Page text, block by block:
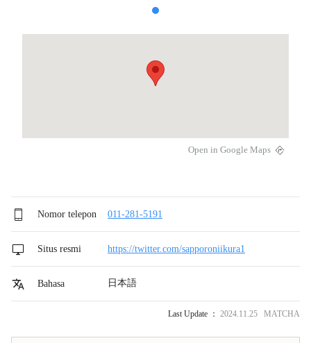
Open in Google Maps
Nomor telepon 011-281-5191
Situs resmi https://twitter.com/sapporoniikura1
Bahasa 日本語
Last Update ： 2024.11.25 MATCHA